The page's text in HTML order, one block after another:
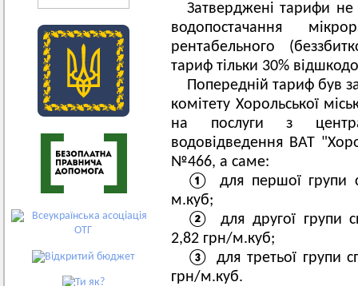
Затверджені тарифи не
водопостачання
рентабельного
тариф тільки 30%
Попередній тариф був
комітету Хорольської
на послуги з
водовідведення ВАТ
№466, а саме:
①
для першої групи
м.куб;
②
для другої групи
2,82 грн/м.куб;
③для третьої групи
грн/м.куб.